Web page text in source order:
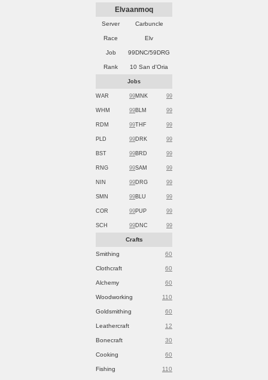
Elvaanmoq
Server Carbuncle
Race Elv
Job 99DNC/59DRG
Rank 10 San d'Oria
Jobs
WAR 99MNK 99
WHM 99BLM 99
RDM 99THF 99
PLD 99DRK 99
BST 99BRD 99
RNG 99SAM 99
NIN 99DRG 99
SMN 99BLU 99
COR 99PUP 99
SCH 99DNC 99
Crafts
Smithing 60
Clothcraft 60
Alchemy 60
Woodworking 110
Goldsmithing 60
Leathercraft 12
Bonecraft 30
Cooking 60
Fishing 110